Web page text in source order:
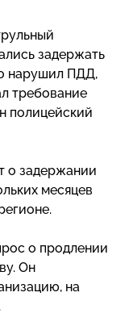
задержать
нарушил ПДД,
требование
полицейский
о задержании
месяцев
о продлении
Он
на